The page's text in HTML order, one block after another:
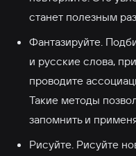
станет полезным
Фантазируйте.
и русские слова,
проводите
Такие методы
запомнить и
Рисуйте. Рисуйте